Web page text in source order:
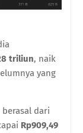
triliun, naik
yang
dari
Rp909,49